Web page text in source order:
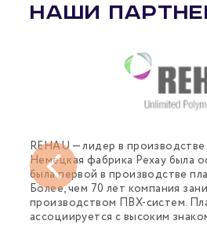
НАШИ
REHAU — лидер в
Немецкая фабрика Рехау была
была первой в производстве
Более, чем 70 лет компания
производством ПВХ-систем.
ассоциируется с высоким